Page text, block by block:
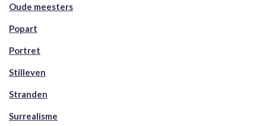
Oude meesters
Popart
Portret
Stilleven
Stranden
Surrealisme